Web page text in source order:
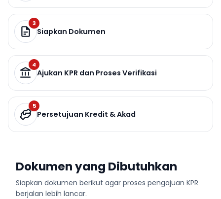
3
Siapkan Dokumen
4
Ajukan KPR dan Proses Verifikasi
5
Persetujuan Kredit & Akad
Dokumen yang Dibutuhkan
Siapkan dokumen berikut agar proses pengajuan KPR
berjalan lebih lancar.